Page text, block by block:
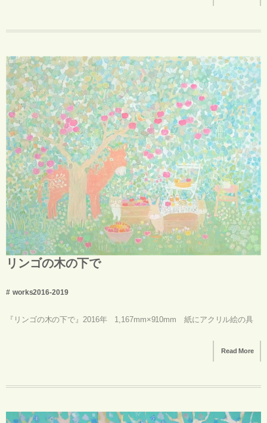
リンゴの木の下で
works2016-2019
『リンゴの木の下で』2016年 1,167mm×910mm 紙にアクリル絵の具
Read More